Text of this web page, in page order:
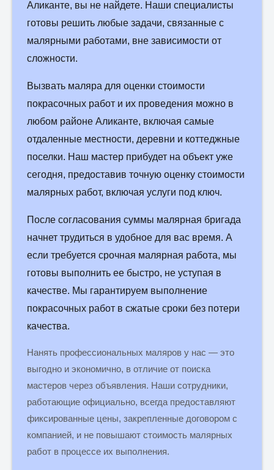
Аликанте, вы не найдете. Наши специалисты
готовы решить любые задачи, связанные с
малярными работами, вне зависимости от
сложности.
Вызвать маляра для оценки стоимости
покрасочных работ и их проведения можно в
любом районе Аликанте, включая самые
отдаленные местности, деревни и коттеджные
поселки. Наш мастер прибудет на объект уже
сегодня, предоставив точную оценку стоимости
малярных работ, включая услуги под ключ.
После согласования суммы малярная бригада
начнет трудиться в удобное для вас время. А
если требуется срочная малярная работа, мы
готовы выполнить ее быстро, не уступая в
качестве. Мы гарантируем выполнение
покрасочных работ в сжатые сроки без потери
качества.
Нанять профессиональных маляров у нас — это
выгодно и экономично, в отличие от поиска
мастеров через объявления. Наши сотрудники,
работающие официально, всегда предоставляют
фиксированные цены, закрепленные договором с
компанией, и не повышают стоимость малярных
работ в процессе их выполнения.